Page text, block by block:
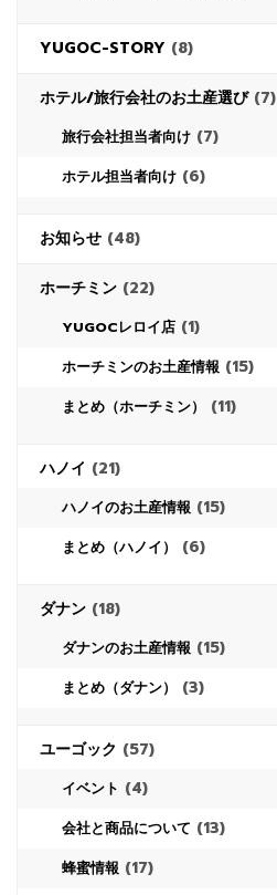
YUGOC-STORY (8)
ホテル/旅行会社のお土産選び(7)
旅行会社担当者向け (7)
ホテル担当者向け (6)
お知らせ (48)
ホーチミン (22)
YUGOCレロイ店 (1)
ホーチミンのお土産情報 (15)
まとめ（ホーチミン） (11)
ハノイ (21)
ハノイのお土産情報 (15)
まとめ（ハノイ） (6)
ダナン (18)
ダナンのお土産情報 (15)
まとめ（ダナン） (3)
ユーゴック (57)
イベント (4)
会社と商品について (13)
蜂蜜情報 (17)